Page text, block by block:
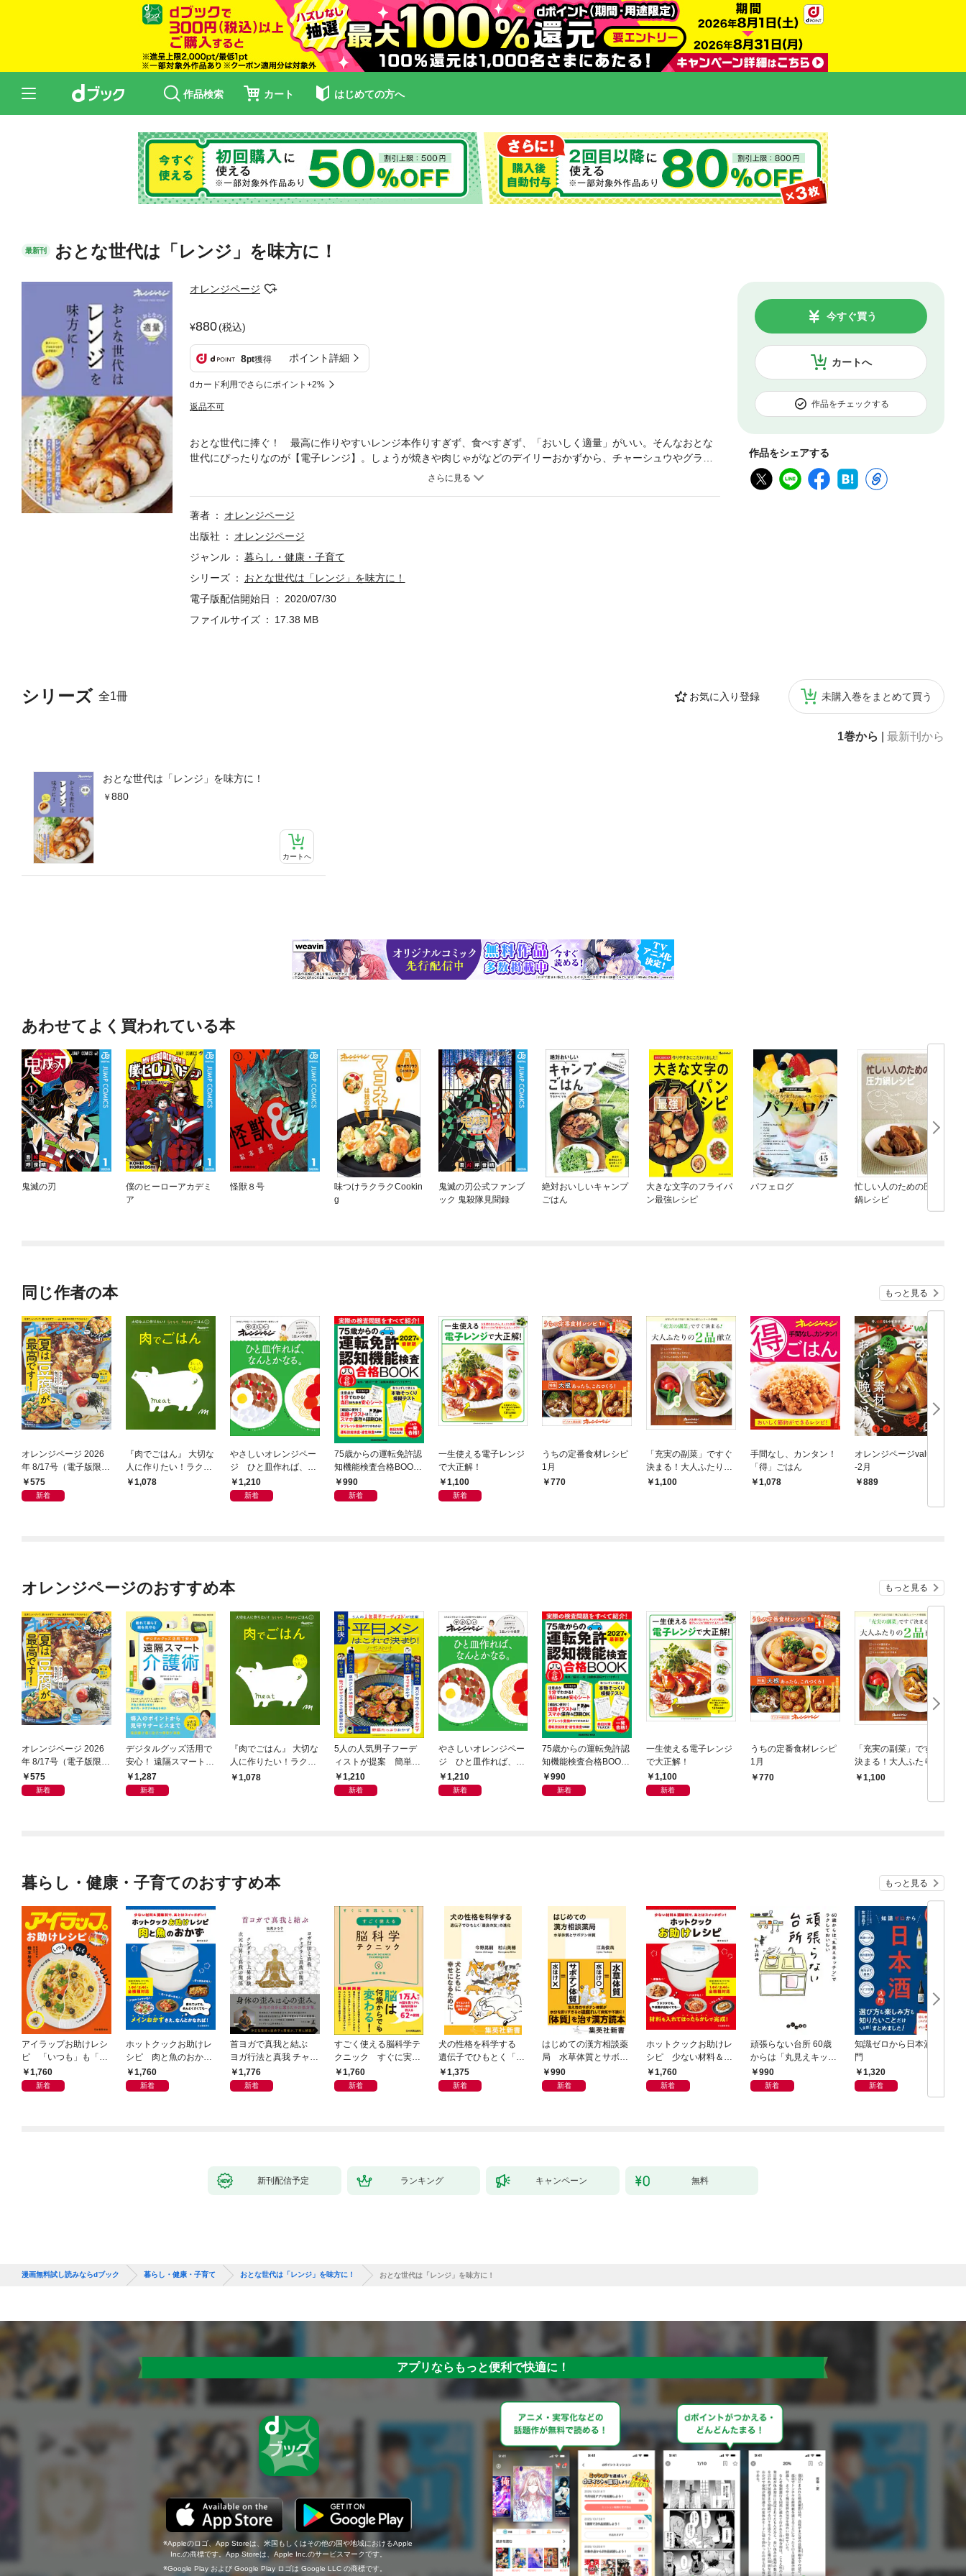
作品検索 カート はじめての方へ
最新刊 おとな世代は「レンジ」を味方に！
オレンジページ
880(税込)
8pt獲得 ポイント詳細
dカード利用でさらにポイント+2%
返品不可
カートへ
今すぐ買う
作品をチェックする
作品をシェアする
シリーズ 全1冊 お気に入り登録 未購入巻をまとめて買う
1巻から 最新刊から
おとな世代は「レンジ」を味方に！
880
カートへ
おとな世代に捧ぐ！ 最高に作りやすいレンジ本作りすぎず、食べすぎず、「おいしく適量」がいい。そんなおとな
世代にぴったりなのが【電子レンジ】。しょうが焼きや肉じゃがなどのデイリーおかずから、チャーシュウやグラタ
ンまで！ おとな２人にちょうどいい極上レシピを、全点プロセス写真つきでお届けします。１章「耐熱皿」で完
レンジ蒸し】しっとりシュウマイ/王道の蒸し鶏（よだれ鶏/サラダチキン）/豚しゃぶサラダ/まるごとピーマンの肉詰
め/ふんわりドミハンバーグ２章「耐熱皿」で完成！ 野菜ひとつで小さなおかず【ブロッコリー 】ブロッコリーのサ
すとちくわの鍋しぎ風【じゃがいも】マッシュポテトサラダ/ごろごろポテトサラダ【 キャベツ】ザワークラウト風
【もやし】もやしとかにかまのナムル【ごぼう】ごぼうとハムの和風サラダ【小松菜】小松菜の煮びたし【ピーマ
ン】ピーマンのじゃこきんぴら【じゃがいも】ジャーマンポテト風【きのこ】きのこの梅おかか煮【さつまいも】さ
ンジ煮ものしみしみ豚バラ大根/かぼちゃのそぼろ煮/鶏ごぼうのしょうが煮/豚じゃが/三目豆/チキンクリームシチュー/
著者
オレンジページ
出版社
オレンジページ
ジャンル
暮らし・健康・子育て
シリーズ
おとな世代は「レンジ」を味方に！
電子版配信開始日
2020/07/30
ファイルサイズ
17.38 MB
あわせてよく買われている本
鬼滅の刃
僕のヒーローアカデミ
ア
怪獣８号
味つけラクラクCookin
g
鬼滅の刃公式ファンブ
ック 鬼殺隊見聞録
絶対おいしいキャンプ
ごはん
大きな文字のフライパ
ン最強レシピ
パフェログ
忙しい人のための圧力
鍋レシピ
同じ作者の本 もっと見る
オレンジページ 2026
年 8/17号（電子版限定
特典付き）
575
新着
『肉でごはん』 大切な
人に作りたい！ラクラ
ク、happyごはん
1,078
やさしいオレンジペー
ジ ひと皿作れば、な
んとかなる。
1,210
新着
75歳からの運転免許認
知機能検査合格BOOK
2027年最新版
990
新着
一生使える電子レンジ
で大正解！
1,100
新着
うちの定番食材レシピ
1月
770
「充実の副菜」ですぐ
決まる！大人ふたりの
2品献立
1,100
手間なし、カンタン！
「得」ごはん
1,078
オレンジページvalue1
-2月
889
オレンジページのおすすめ本 もっと見る
オレンジページ 2026
年 8/17号（電子版限定
特典付き）
575
新着
デジタルグッズ活用で
安心！ 遠隔スマート介
護術1,287
新着
『肉でごはん』 大切な
人に作りたい！ラクラ
ク、happyごはん
1,078
5人の人気男子フーデ
ィストが提案 簡単即
決！平日メシはこれで
決まり！
1,210
新着
やさしいオレンジペー
ジ ひと皿作れば、な
んとかなる。
1,210
新着
75歳からの運転免許認
知機能検査合格BOOK
2027年最新版
990
新着
一生使える電子レンジ
で大正解！
1,100
新着
うちの定番食材レシピ
1月
770
「充実の副菜」ですぐ
決まる！大人ふたりの
2品献立
1,100
暮らし・健康・子育てのおすすめ本 もっと見る
アイラップお助けレシ
ピ 「いつも」も「も
しも」もおいしい！
1,760
新着
ホットクックお助けレ
シピ 肉と魚のおか
ず 少ない材料＆調味
料で、あとはスイッチ
1,760
新着
首ヨガで真我と結ぶ
ヨガ行法と真我 チャク
ラと真我の関係 クンダ
リーニ上昇体験 次元上
1,776
新着
すごく使える脳科学テ
クニック すぐに実践
したくなる
1,760
新着
犬の性格を科学する
遺伝子でひもとく「最
良の友」の進化
1,375
新着
はじめての漢方相談薬
局 水草体質とサボテ
ン体質
990
新着
ホットクックお助けレ
シピ 少ない材料＆調
味料で、あとはスイッ
チポン！
1,760
新着
頑張らない台所 60歳
からは「丸見えキッチ
ン」でラクしておいし
い
990
新着
知識ゼロから日本酒入
門
1,320
新着
新刊配信予定 ランキング キャンペーン 無料
漫画無料試し読みならdブック 暮らし・健康・子育て おとな世代は「レンジ」を味方に！ おとな世代は「レンジ」を味方に！
アプリならもっと便利で快適に！
Appleのロゴ、App Storeは、米国もしくはその他の国や地域におけるApple
Inc.の商標です。App Storeは、Apple Inc.のサービスマークです。
Google Play および Google Play ロゴは Google LLC の商標です。